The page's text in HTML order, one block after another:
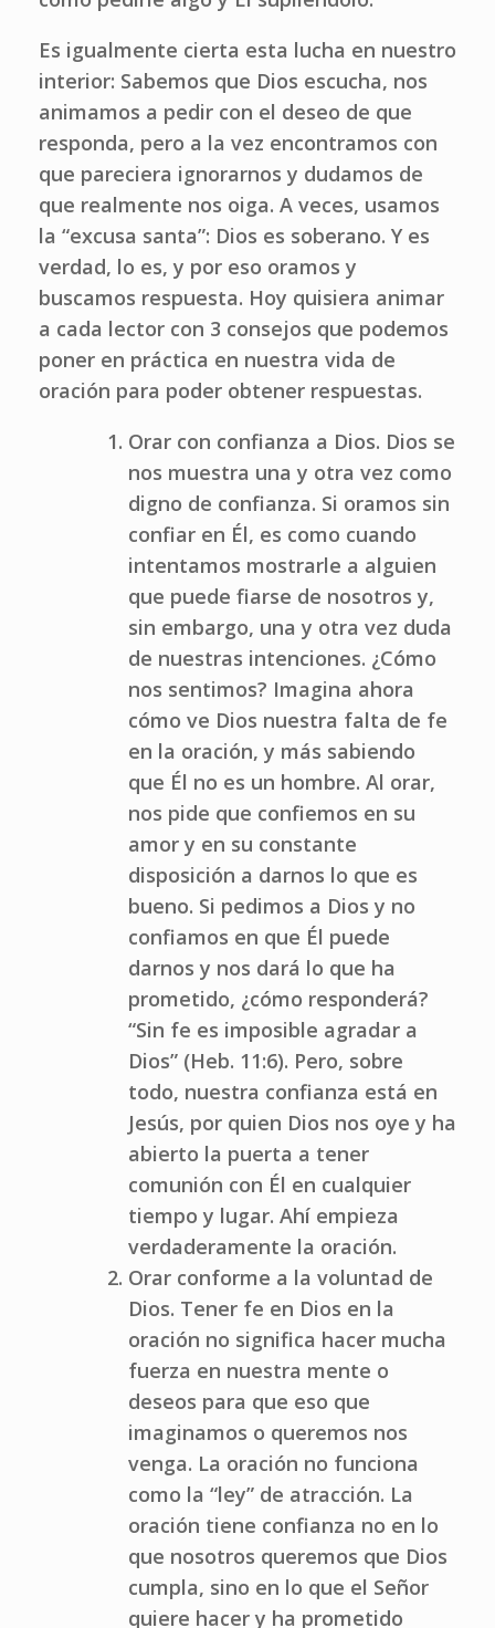
Es igualmente cierta esta lucha en nuestro
interior: Sabemos que Dios escucha, nos
animamos a pedir con el deseo de que
responda, pero a la vez encontramos con
que pareciera ignorarnos y dudamos de
que realmente nos oiga. A veces, usamos
la “excusa santa”: Dios es soberano. Y es
verdad, lo es, y por eso oramos y
buscamos respuesta. Hoy quisiera animar
a cada lector con 3 consejos que podemos
poner en práctica en nuestra vida de
oración para poder obtener respuestas.
Orar con confianza a Dios. Dios se
nos muestra una y otra vez como
digno de confianza. Si oramos sin
confiar en Él, es como cuando
intentamos mostrarle a alguien
que puede fiarse de nosotros y,
sin embargo, una y otra vez duda
de nuestras intenciones. ¿Cómo
nos sentimos? Imagina ahora
cómo ve Dios nuestra falta de fe
en la oración, y más sabiendo
que Él no es un hombre. Al orar,
nos pide que confiemos en su
amor y en su constante
disposición a darnos lo que es
bueno. Si pedimos a Dios y no
confiamos en que Él puede
darnos y nos dará lo que ha
prometido, ¿cómo responderá?
“Sin fe es imposible agradar a
Dios” (Heb. 11:6). Pero, sobre
todo, nuestra confianza está en
Jesús, por quien Dios nos oye y ha
abierto la puerta a tener
comunión con Él en cualquier
tiempo y lugar. Ahí empieza
verdaderamente la oración.
Orar conforme a la voluntad de
Dios. Tener fe en Dios en la
oración no significa hacer mucha
fuerza en nuestra mente o
deseos para que eso que
imaginamos o queremos nos
venga. La oración no funciona
como la “ley” de atracción. La
oración tiene confianza no en lo
que nosotros queremos que Dios
cumpla, sino en lo que el Señor
quiere hacer y ha prometido